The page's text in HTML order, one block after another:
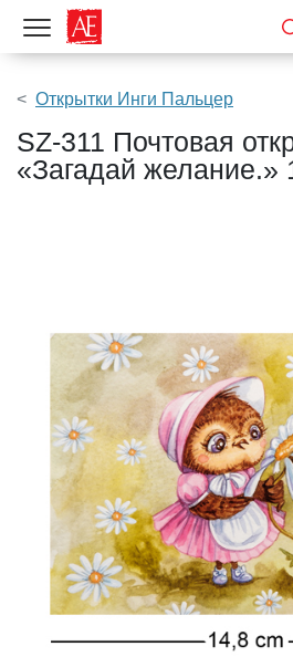
Показать меню
Открытки Инги Пальцер
SZ-311 Почтовая
«Загадай желание.»